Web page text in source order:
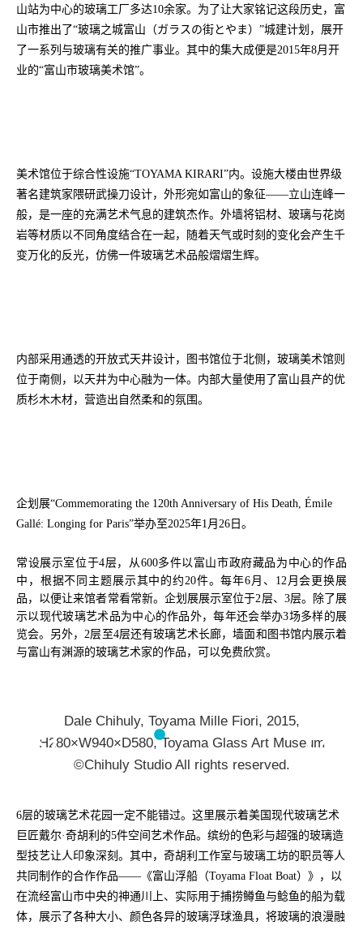
山站为中心的玻璃工厂多达10余家。为了让大家铭记这段历史，富
山市推出了“玻璃之城富山（ガラスの街とやま）”城建计划，展开
了一系列与玻璃有关的推广事业。其中的集大成便是2015年8月开
业的“富山市玻璃美术馆”。
美术馆位于综合性设施“TOYAMA KIRARI”内。设施大楼由世界级
著名建筑家隈研武操刀设计，外形宛如富山的象征——立山连峰一
般，是一座的充满艺术气息的建筑杰作。外墙将铝材、玻璃与花岗
岩等材质以不同角度结合在一起，随着天气或时刻的变化会产生千
变万化的反光，仿佛一件玻璃艺术品般熠熠生辉。
内部采用通透的开放式天井设计，图书馆位于北侧，玻璃美术馆则
位于南侧，以天井为中心融为一体。内部大量使用了富山县产的优
质杉木木材，营造出自然柔和的氛围。
企划展“Commemorating the 120th Anniversary of His Death, Émile
Gallé: Longing for Paris”举办至2025年1月26日。
常设展示室位于4层，从600多件以富山市政府藏品为中心的作品
中，根据不同主题展示其中的约20件。每年6月、12月会更换展
品，以便让来馆者常看常新。企划展展示室位于2层、3层。除了展
示以现代玻璃艺术品为中心的作品外，每年还会举办3场多样的展
览会。另外，2层至4层还有玻璃艺术长廊，墙面和图书馆内展示着
与富山有渊源的玻璃艺术家的作品，可以免费欣赏。
Dale Chihuly, Toyama Mille Fiori, 2015,
H280×W940×D580, Toyama Glass Art Museum
©Chihuly Studio All rights reserved.
6层的玻璃艺术花园一定不能错过。这里展示着美国现代玻璃艺术
巨匠戴尔·奇胡利的5件空间艺术作品。缤纷的色彩与超强的玻璃造
型技艺让人印象深刻。其中，奇胡利工作室与玻璃工坊的职员等人
共同制作的合作作品——《富山浮船（Toyama Float Boat）》，以
在流经富山市中央的神通川上、实际用于捕捞鳟鱼与鲶鱼的船为载
体，展示了各种大小、颜色各异的玻璃浮球渔具，将玻璃的浪漫融